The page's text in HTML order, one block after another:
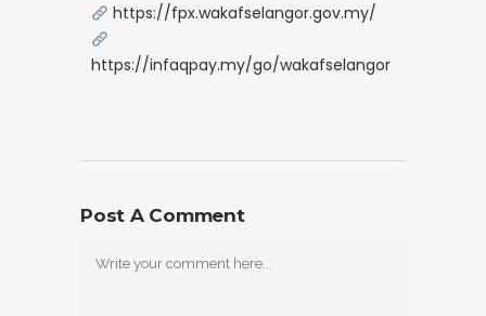
https://fpx.wakafselangor.gov.my/
https://infaqpay.my/go/wakafselangor
Post A Comment